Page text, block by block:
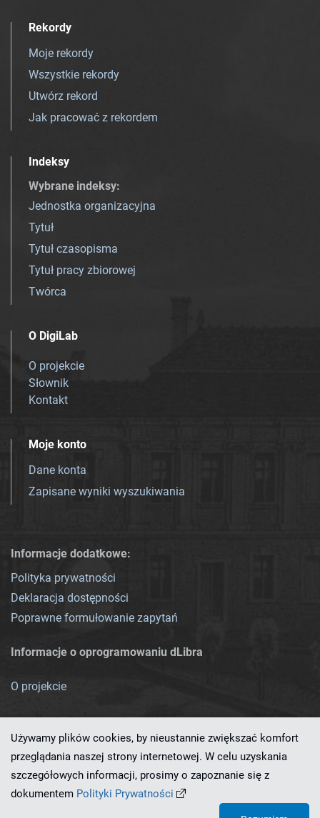
Rekordy
Moje rekordy
Wszystkie rekordy
Utwórz rekord
Jak pracować z rekordem
Indeksy
Wybrane indeksy:
Jednostka organizacyjna
Tytuł
Tytuł czasopisma
Tytuł pracy zbiorowej
Twórca
O DigiLab
O projekcie
Słownik
Kontakt
Moje konto
Dane konta
Zapisane wyniki wyszukiwania
Informacje dodatkowe:
Polityka prywatności
Deklaracja dostępności
Poprawne formułowanie zapytań
Informacje o oprogramowaniu dLibra
O projekcie
Ten serwis działa dzięki oprogramowaniu
Używamy plików cookies, by nieustannie zwiększać komfort
przeglądania naszej strony internetowej. W celu uzyskania
szczegółowych informacji, prosimy o zapoznanie się z
dokumentem Polityki Prywatności